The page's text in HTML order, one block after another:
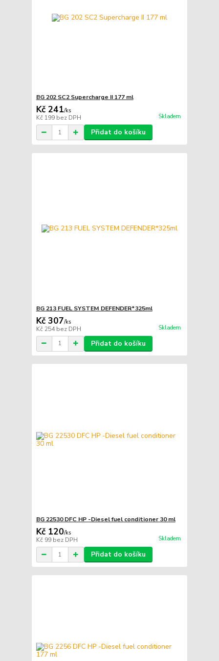
BG 202 SC2 Supercharge II 177 ml
Kč 241/ks
Kč 199 bez DPH Skladem
Přidat do košíku
BG 213 FUEL SYSTEM DEFENDER*325ml
Kč 307/ks
Kč 254bez DPH Skladem
Přidat do košíku
BG 22530 DFC HP -Diesel fuel conditioner 30 ml
Kč 120/ks
Kč 99 bez DPH Skladem
Přidat do košíku